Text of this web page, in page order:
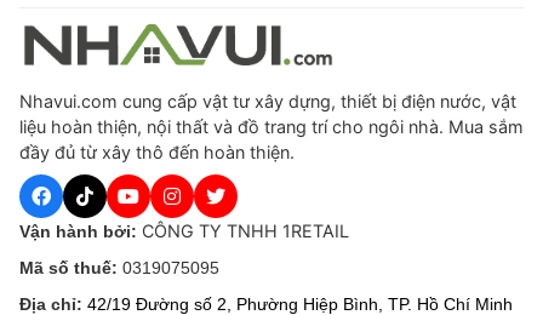
Nhavui.com cung cấp vật tư xây dựng, thiết bị điện nước, vật
liệu hoàn thiện, nội thất và đồ trang trí cho ngôi nhà. Mua sắm
đầy đủ từ xây thô đến hoàn thiện.
Vận hành bởi: CÔNG TY TNHH 1RETAIL
Mã số thuế: 0319075095
Địa chỉ: 42/19 Đường số 2, Phường Hiệp Bình, TP. Hồ Chí Minh